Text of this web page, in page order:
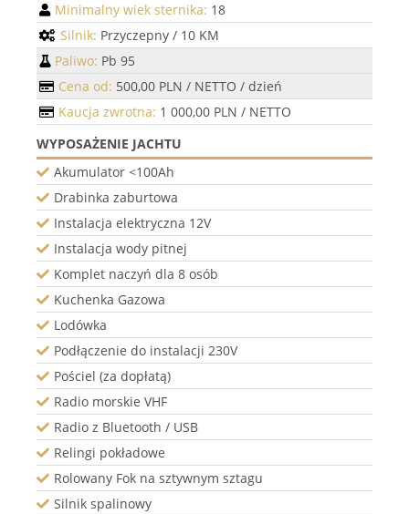
Minimalny wiek sternika: 18
Silnik: Przyczepny / 10 KM
Paliwo: Pb 95
Cena od: 500,00 PLN / NETTO / dzień
Kaucja zwrotna: 1 000,00 PLN / NETTO
WYPOSAŻENIE JACHTU
Akumulator <100Ah
Drabinka zaburtowa
Instalacja elektryczna 12V
Instalacja wody pitnej
Komplet naczyń dla 8 osób
Kuchenka Gazowa
Lodówka
Podłączenie do instalacji 230V
Pościel (za dopłatą)
Radio morskie VHF
Radio z Bluetooth / USB
Relingi pokładowe
Rolowany Fok na sztywnym sztagu
Silnik spalinowy